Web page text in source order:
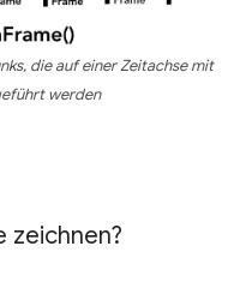
die auf einer Zeitachse mit
werden
zeichnen?